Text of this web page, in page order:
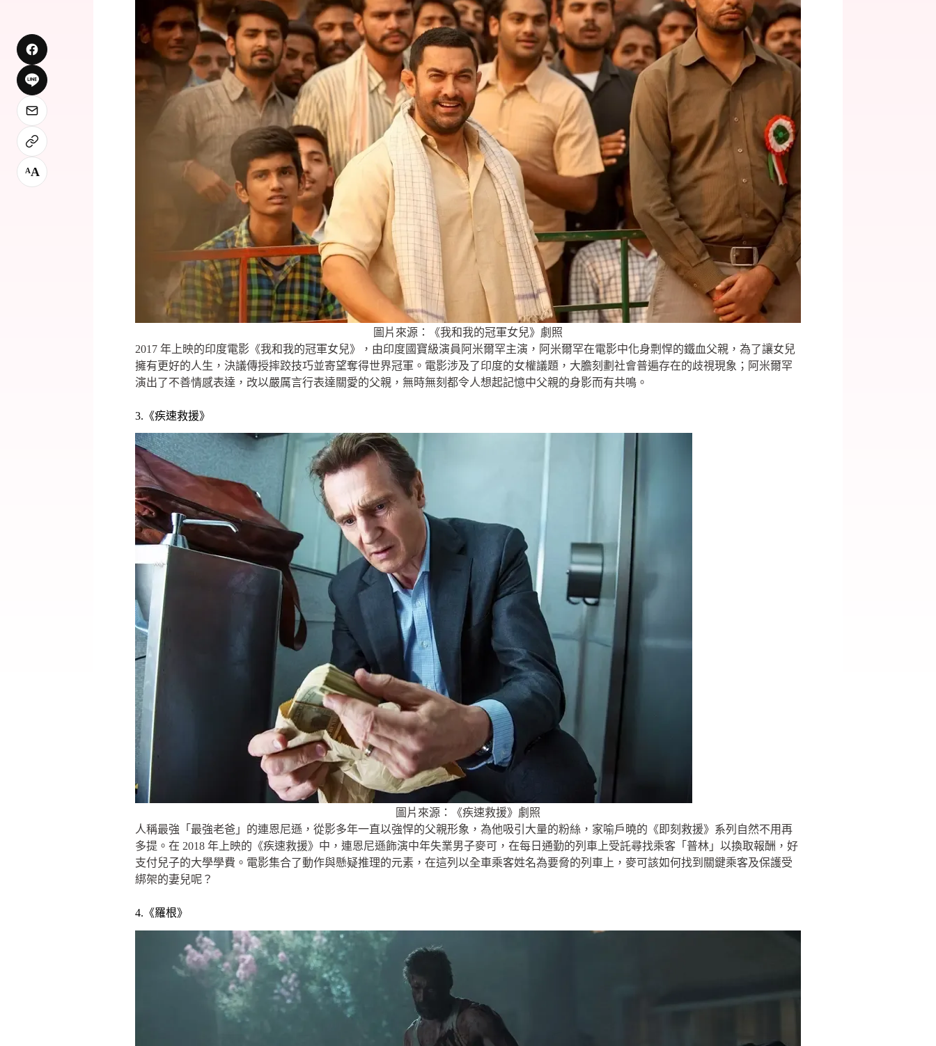
圖片來源：《我和我的冠軍女兒》劇照
2017 年上映的印度電影《我和我的冠軍女兒》，由印度國寶級演員阿米爾罕主演，阿米爾罕在電影中化身剽悍的鐵血父親，為了讓女兒
擁有更好的人生，決議傳授摔跤技巧並寄望奪得世界冠軍。電影涉及了印度的女權議題，大膽刻劃社會普遍存在的歧視現象；阿米爾罕
演出了不善情感表達，改以嚴厲言行表達關愛的父親，無時無刻都令人想起記憶中父親的身影而有共鳴。
3.《疾速救援》
圖片來源：《疾速救援》劇照
人稱最強「最強老爸」的連恩尼遜，從影多年一直以強悍的父親形象，為他吸引大量的粉絲，家喻戶曉的《即刻救援》系列自然不用再
多提。在 2018 年上映的《疾速救援》中，連恩尼遜飾演中年失業男子麥可，在每日通勤的列車上受託尋找乘客「普林」以換取報酬，好
支付兒子的大學學費。電影集合了動作與懸疑推理的元素，在這列以全車乘客姓名為要脅的列車上，麥可該如何找到關鍵乘客及保護受
綁架的妻兒呢？
4.《羅根》
AA